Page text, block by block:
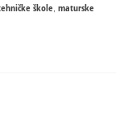
škole, maturske